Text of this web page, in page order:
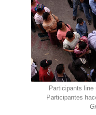
Participants line
Participantes